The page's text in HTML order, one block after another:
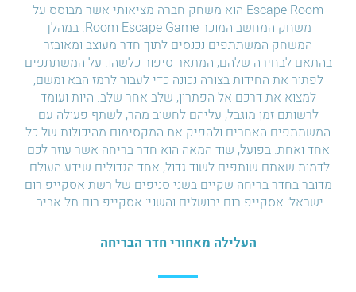
Escape Room הוא משחק חברה מציאותי אשר מבוסס על
משחק המחשב המוכר Room Escape Game. במהלך
המשחק המשתתפים נכנסים לתוך חדר מעוצב ומאובזר
בהתאם לבחירה שלהם, המתאר סיפור כלשהו. על המשתתפים
לפתור את החידות בצורה נכונה כדי לעבור לרמז הבא ומשם,
למצוא את דרכם אל הפתרון, שלב אחר שלב. היות ועומד
לרשותם זמן מוגבל, עליהם לחשוב מהר, לשתף פעולה עם
המשתתפים האחרים ולהפיק את המקסימום מהיכולות של כל
אחד ואחת. בפועל, שוד המאה הוא חדר בריחה אשר עוזר לכם
לדמות שאתם שותפים לשוד גדול, אחד הגדולים שידע העולם.
מדובר בחדר בריחה שקיים בשני סניפים של רשת אסקייפ רום
ישראל: אסקייפ רום ירושלים והשני: אסקייפ רום תל אביב.
העלילה מאחורי חדר הבריחה